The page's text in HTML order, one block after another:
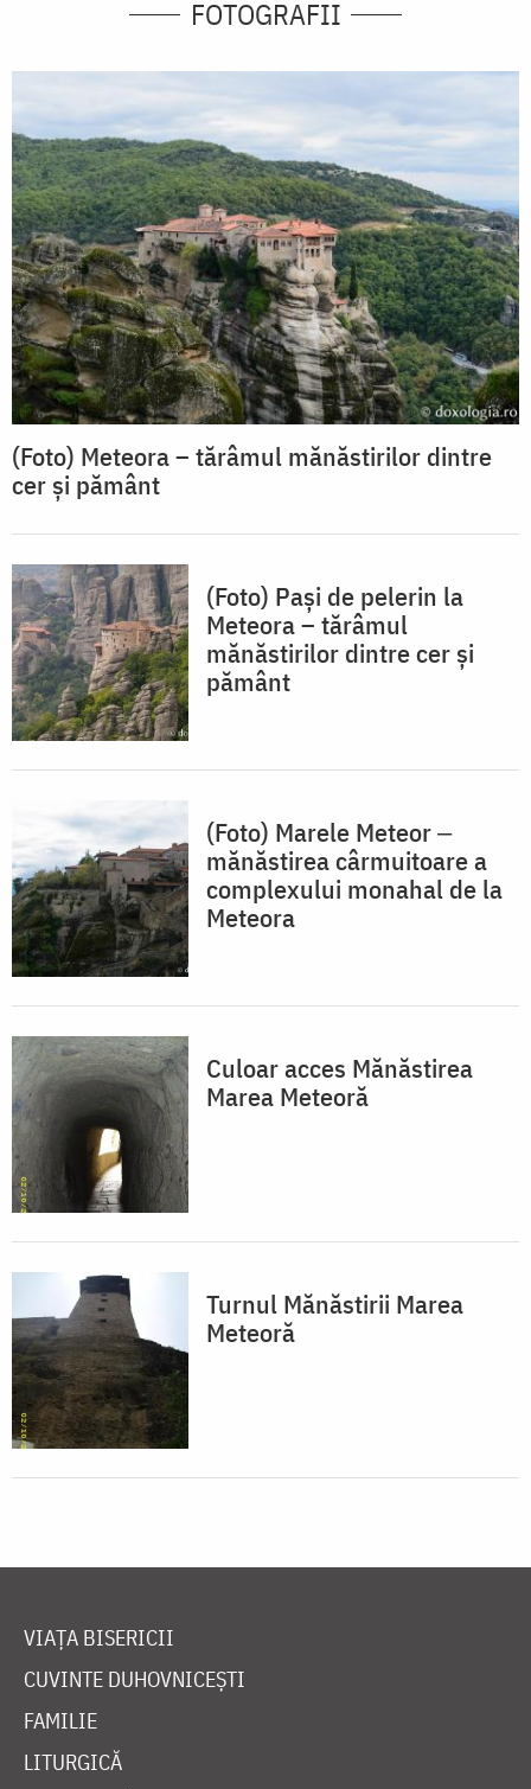
FOTOGRAFII
(Foto) Meteora – tărâmul mănăstirilor dintre
cer și pământ
(Foto) Pași de pelerin la
Meteora – tărâmul
mănăstirilor dintre cer și
pământ
(Foto) Marele Meteor ‒
mănăstirea cârmuitoare a
complexului monahal de la
Meteora
Culoar acces Mănăstirea
Marea Meteoră
Turnul Mănăstirii Marea
Meteoră
VIAȚA BISERICII
CUVINTE DUHOVNICEȘTI
FAMILIE
LITURGICĂ